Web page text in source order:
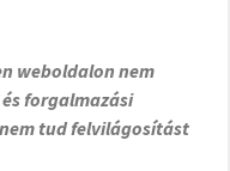
weboldalon nem
forgalmazási
tud felvilágosítást